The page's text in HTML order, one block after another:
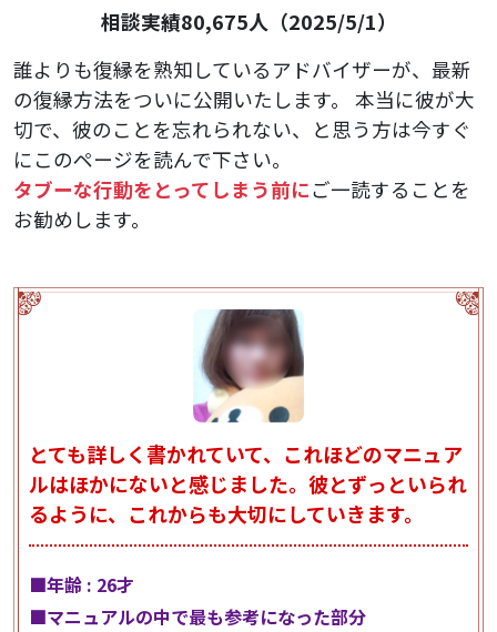
相談実績80,675人（2025/5/1）
誰よりも復縁を熟知しているアドバイザーが、最新
の復縁方法をついに公開いたします。
本当に彼が大
切で、彼のことを忘れられない、と思う方は今すぐ
にこのページを読んで下さい。
タブーな行動をとってしまう前にご一読することを
お勧めします。
とても詳しく書かれていて、これほどのマニュア
ルはほかにないと感じました。彼とずっといられ
るように、これからも大切にしていきます。
■年齢 : 26才
■マニュアルの中で最も参考になった部分